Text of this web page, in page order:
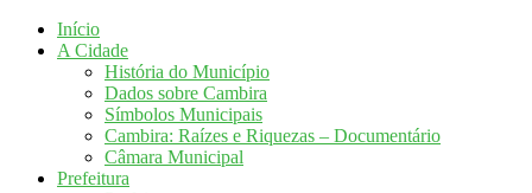
Início
A Cidade
História do Município
Dados sobre Cambira
Símbolos Municipais
Cambira: Raízes e Riquezas – Documentário
Câmara Municipal
Prefeitura